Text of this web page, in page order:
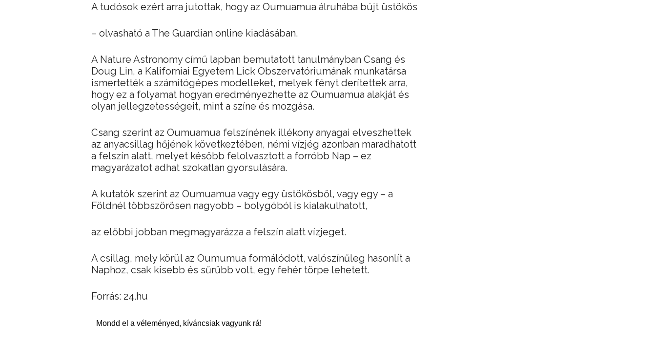
A tudósok ezért arra jutottak, hogy az Oumuamua álruhába bújt üstökös
– olvasható a The Guardian online kiadásában.
A Nature Astronomy című lapban bemutatott tanulmányban Csang és
Doug Lin, a Kaliforniai Egyetem Lick Obszervatóriumának munkatársa
ismertették a számítógépes modelleket, melyek fényt derítettek arra,
hogy ez a folyamat hogyan eredményezhette az Oumuamua alakját és
olyan jellegzetességeit, mint a színe és mozgása.
Csang szerint az Oumuamua felszínének illékony anyagai elveszhettek
az anyacsillag hőjének következtében, némi vízjég azonban maradhatott
a felszín alatt, melyet később felolvasztott a forróbb Nap – ez
magyarázatot adhat szokatlan gyorsulására.
A kutatók szerint az Oumuamua vagy egy üstökösből, vagy egy – a
Földnél többszörösen nagyobb – bolygóból is kialakulhatott,
az előbbi jobban megmagyarázza a felszín alatt vízjeget.
A csillag, mely körül az Oumumua formálódott, valószínűleg hasonlít a
Naphoz, csak kisebb és sűrűbb volt, egy fehér törpe lehetett.
Forrás: 24.hu
Mondd el a véleményed, kíváncsiak vagyunk rá!